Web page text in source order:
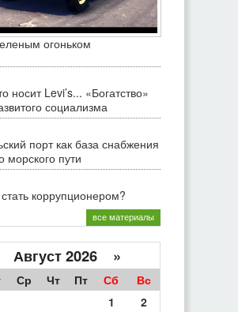
огоньком
носит Levi’s... «Богатство»
социализма
порт как база снабжения
морского пути
коррупционером?
все материалы
Август 2026 »
Ср Чт Пт Сб
Вс
1
2